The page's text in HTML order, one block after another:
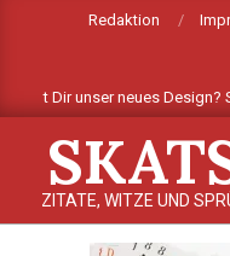
Redaktion
Dir unser neues Design?
ZITATE, WITZE UND